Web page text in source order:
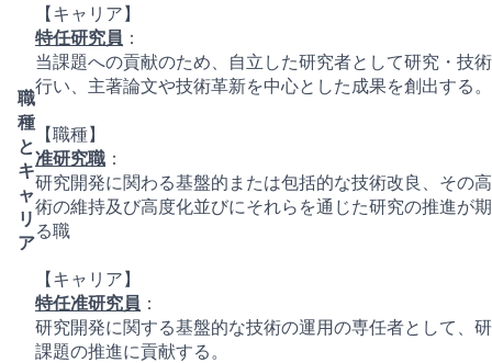
職
種
と
キ
ャ
リ
ア
【キャリア】
特任研究員 ：
当課題への貢献のため、自立した研究者として研究・技
行い、主著論文や技術革新を中心とした成果を創出する。
【職種】
准研究職 ：
研究開発に関わる基盤的または包括的な技術改良、その
術の維持及び高度化並びにそれらを通じた研究の推進が
る職
【キャリア】
特任准研究員 ：
研究開発に関する基盤的な技術の運用の専任者として、
課題の推進に貢献する。